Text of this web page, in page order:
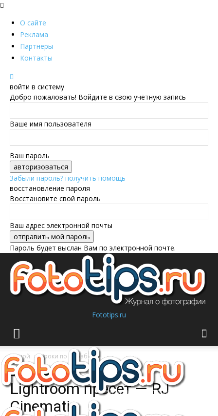
О сайте
Реклама
Партнеры
Контакты
войти в систему
Добро пожаловать! Войдите в свою учётную запись
Ваше имя пользователя
Ваш пароль
Забыли пароль? получить помощь
восстановление пароля
Восстановите свой пароль
Ваш адрес электронной почты
Пароль будет выслан Вам по электронной почте.
Fototips.ru
Домой Уроки по обработке
Уроки по обработке
Lightroom пресет — RJ
Cinematic